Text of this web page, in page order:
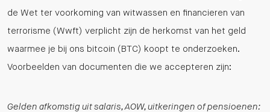
de Wet ter voorkoming van witwassen en financieren van
terrorisme (Wwft) verplicht zijn de herkomst van het geld
waarmee je bij ons bitcoin (BTC) koopt te onderzoeken.
Voorbeelden van documenten die we accepteren zijn:
Gelden afkomstig uit salaris, AOW, uitkeringen of pensioenen: